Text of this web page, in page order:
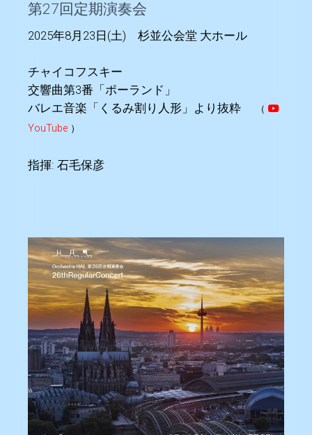
第27回定期演奏会
2025年8月23日(土) 杉並公会堂 大ホール
チャイコフスキー
交響曲第3番「ポーランド」
バレエ音楽「くるみ割り人形」より抜粋
（
YouTube ）
指揮: 石毛保彦